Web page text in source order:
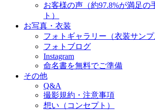
お客様の声（約97.8%が満足の
ト）
お写真・衣装
フォトギャラリー（衣装サンプ
フォトブログ
Instagram
命名書を無料でご準備
その他
Q&A
撮影規約・注意事項
想い（コンセプト）